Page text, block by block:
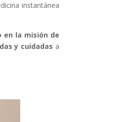
instantánea
en la misión de
y cuidadas a